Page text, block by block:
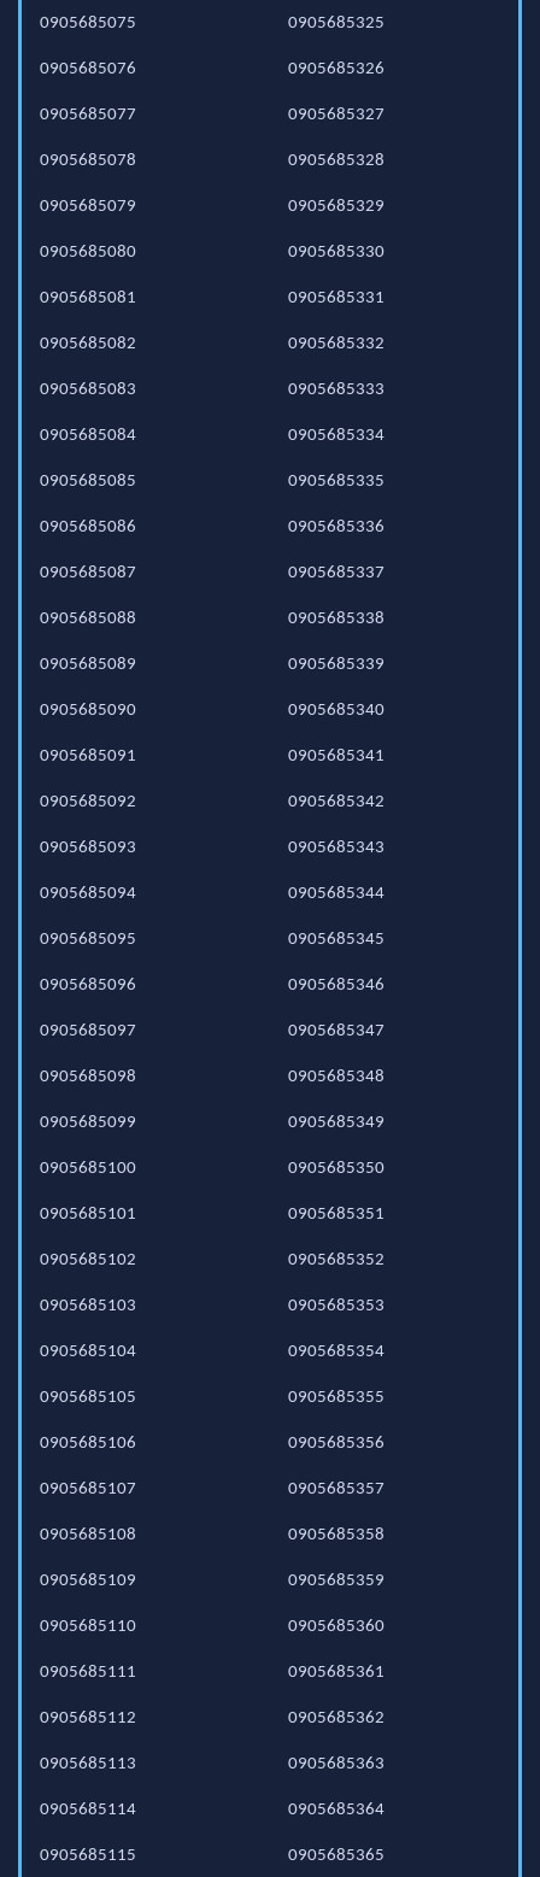
0905685075
0905685076
0905685077
0905685078
0905685079
0905685080
0905685081
0905685082
0905685083
0905685084
0905685085
0905685086
0905685087
0905685088
0905685089
0905685090
0905685091
0905685092
0905685093
0905685094
0905685095
0905685096
0905685097
0905685098
0905685099
0905685100
0905685101
0905685102
0905685103
0905685104
0905685105
0905685106
0905685107
0905685108
0905685109
0905685110
0905685111
0905685112
0905685113
0905685114
0905685115
0905685325
0905685326
0905685327
0905685328
0905685329
0905685330
0905685331
0905685332
0905685333
0905685334
0905685335
0905685336
0905685337
0905685338
0905685339
0905685340
0905685341
0905685342
0905685343
0905685344
0905685345
0905685346
0905685347
0905685348
0905685349
0905685350
0905685351
0905685352
0905685353
0905685354
0905685355
0905685356
0905685357
0905685358
0905685359
0905685360
0905685361
0905685362
0905685363
0905685364
0905685365